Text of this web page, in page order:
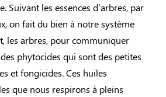
Suivant les essences d’arbres, par
on fait du bien à notre système
les arbres, pour communiquer
phytocides qui sont des petites
et fongicides. Ces huiles
que nous respirons à pleins